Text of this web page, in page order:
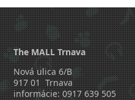
The MALL Trnava
Nová ulica 6/B
917 01 Trnava
informácie: 0917 639 505